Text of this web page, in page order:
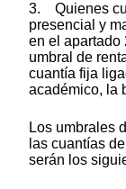
3. Quienes
presencial y
en el apartado
umbral de
cuantía fija
académico, la
Los umbrales
las cuantías
serán los